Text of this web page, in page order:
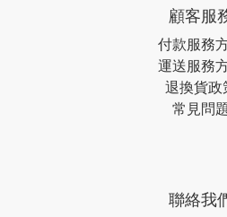
顧客服
付款服務
運送服務
退換貨政
常見問
聯絡我